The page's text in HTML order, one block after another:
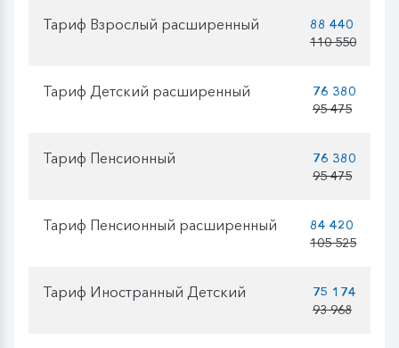
Тариф Взрослый расширенный
88 440
110 550
Тариф Детский расширенный
76 380
95 475
Тариф Пенсионный
76 380
95 475
Тариф Пенсионный расширенный
84 420
105 525
Тариф Иностранный Детский
75 174
93 968